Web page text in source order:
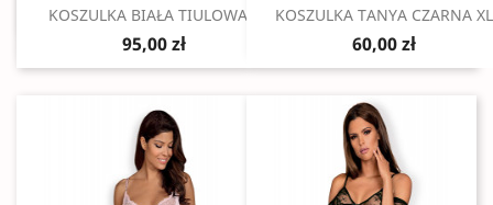
Szybki podgląd
KOSZULKA BIAŁA TIULOWA...
95,00 zł
Szybki podgląd
KOSZULKA TANYA CZARNA XL
60,00 zł